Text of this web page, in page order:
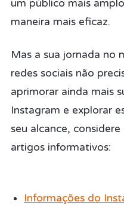
um público mais
maneira mais eficaz.
Mas a sua jornada no
redes sociais não
aprimorar ainda mais
Instagram e explorar
seu alcance,
artigos informativos:
Informações do